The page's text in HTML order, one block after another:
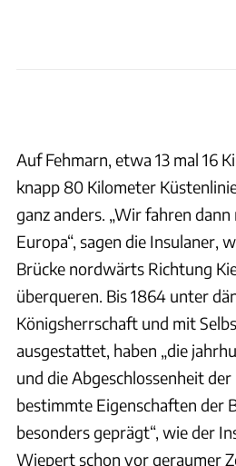
Auf Fehmarn, etwa 13 mal 16
knapp 80 Kilometer
ganz anders. „Wir fahren dann
Europa“, sagen die Insulaner,
Brücke nordwärts Richtung
überqueren. Bis 1864 unter
Königsherrschaft und mit
ausgestattet, haben „die
und die Abgeschlossenheit
bestimmte Eigenschaften der
besonders geprägt“, wie der
Wiepert schon vor geraumer